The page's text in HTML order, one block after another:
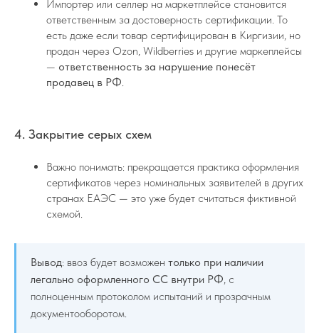
Импортер или селлер на маркетплейсе становится
ответственным за достоверность сертификации. То
есть даже если товар сертифицирован в Киргизии, но
продан через Ozon, Wildberries и другие маркеплейсы
— ответственность за нарушение понесёт
продавец в РФ.
4. Закрытие серых схем
Важно понимать: прекращается практика оформления
сертификатов через номинальных заявителей в других
странах ЕАЭС — это уже будет считаться фиктивной
схемой.
Вывод: ввоз будет возможен только при наличии
легально оформленного СС внутри РФ, с
полноценным протоколом испытаний и прозрачным
документооборотом.